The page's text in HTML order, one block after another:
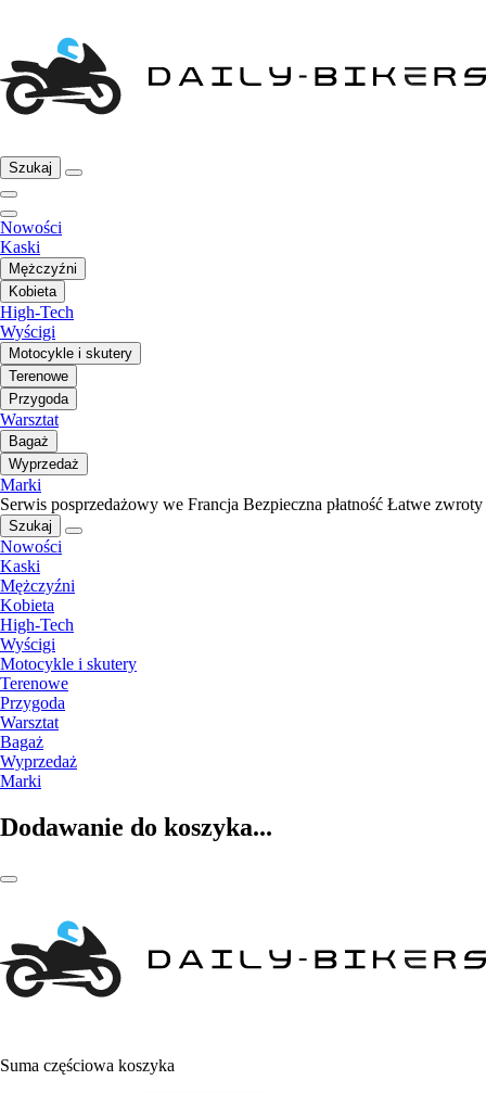
Szukaj
Nowości
Kaski
Mężczyźni
Kobieta
High-Tech
Wyścigi
Motocykle i skutery
Terenowe
Przygoda
Warsztat
Bagaż
Wyprzedaż
Marki
Serwis posprzedażowy we Francja Bezpieczna płatność Łatwe zwroty
Szukaj
Nowości
Kaski
Mężczyźni
Kobieta
High-Tech
Wyścigi
Motocykle i skutery
Terenowe
Przygoda
Warsztat
Bagaż
Wyprzedaż
Marki
Dodawanie do koszyka...
Suma częściowa koszyka